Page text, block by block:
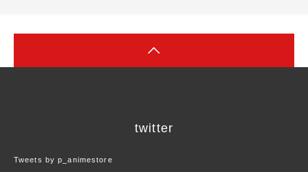
twitter
Tweets by p_animestore